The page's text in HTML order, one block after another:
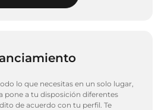
lo que necesitas en un solo lugar,
pone a tu disposición diferentes
de acuerdo con tu perfil. Te